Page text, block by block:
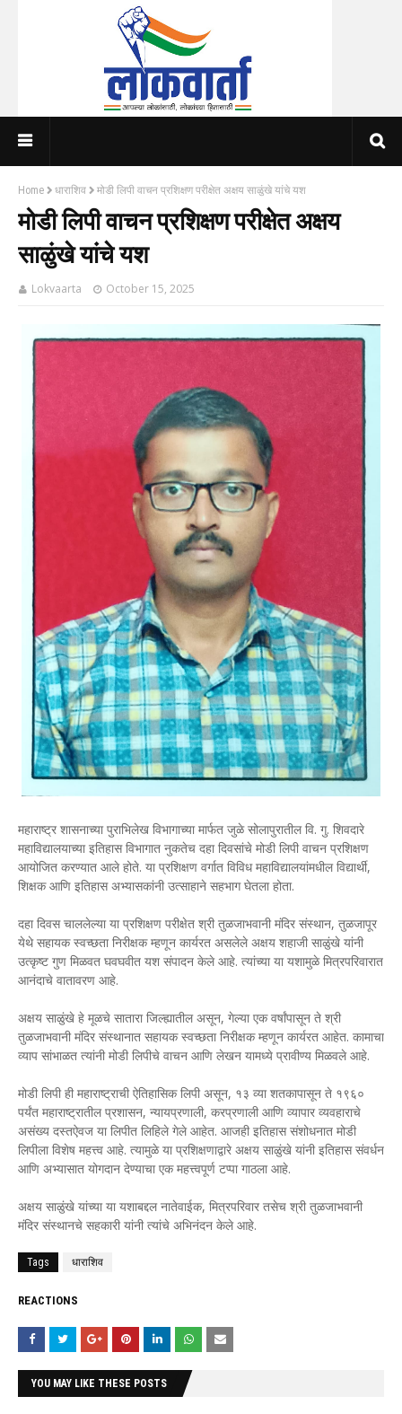
Home धाराशिव मोडी लिपी वाचन प्रशिक्षण परीक्षेत अक्षय साळुंखे यांचे यश
मोडी लिपी वाचन प्रशिक्षण परीक्षेत अक्षय
साळुंखे यांचे यश
Lokvaarta October 15, 2025
महाराष्ट्र शासनाच्या पुराभिलेख विभागाच्या मार्फत जुळे सोलापुरातील वि. गु. शिवदारे
महाविद्यालयाच्या इतिहास विभागात नुकतेच दहा दिवसांचे मोडी लिपी वाचन प्रशिक्षण
आयोजित करण्यात आले होते. या प्रशिक्षण वर्गात विविध महाविद्यालयांमधील विद्यार्थी,
शिक्षक आणि इतिहास अभ्यासकांनी उत्साहाने सहभाग घेतला होता.
दहा दिवस चाललेल्या या प्रशिक्षण परीक्षेत श्री तुळजाभवानी मंदिर संस्थान, तुळजापूर
येथे सहायक स्वच्छता निरीक्षक म्हणून कार्यरत असलेले अक्षय शहाजी साळुंखे यांनी
उत्कृष्ट गुण मिळवत घवघवीत यश संपादन केले आहे. त्यांच्या या यशामुळे मित्रपरिवारात
आनंदाचे वातावरण आहे.
अक्षय साळुंखे हे मूळचे सातारा जिल्ह्यातील असून, गेल्या एक वर्षांपासून ते श्री
तुळजाभवानी मंदिर संस्थानात सहायक स्वच्छता निरीक्षक म्हणून कार्यरत आहेत. कामाचा
व्याप सांभाळत त्यांनी मोडी लिपीचे वाचन आणि लेखन यामध्ये प्रावीण्य मिळवले आहे.
मोडी लिपी ही महाराष्ट्राची ऐतिहासिक लिपी असून, १३ व्या शतकापासून ते १९६०
पर्यंत महाराष्ट्रातील प्रशासन, न्यायप्रणाली, करप्रणाली आणि व्यापार व्यवहाराचे
असंख्य दस्तऐवज या लिपीत लिहिले गेले आहेत. आजही इतिहास संशोधनात मोडी
लिपीला विशेष महत्त्व आहे. त्यामुळे या प्रशिक्षणाद्वारे अक्षय साळुंखे यांनी इतिहास संवर्धन
आणि अभ्यासात योगदान देण्याचा एक महत्त्वपूर्ण टप्पा गाठला आहे.
अक्षय साळुंखे यांच्या या यशाबद्दल नातेवाईक, मित्रपरिवार तसेच श्री तुळजाभवानी
मंदिर संस्थानचे सहकारी यांनी त्यांचे अभिनंदन केले आहे.
Tags धाराशिव
REACTIONS
YOU MAY LIKE THESE POSTS